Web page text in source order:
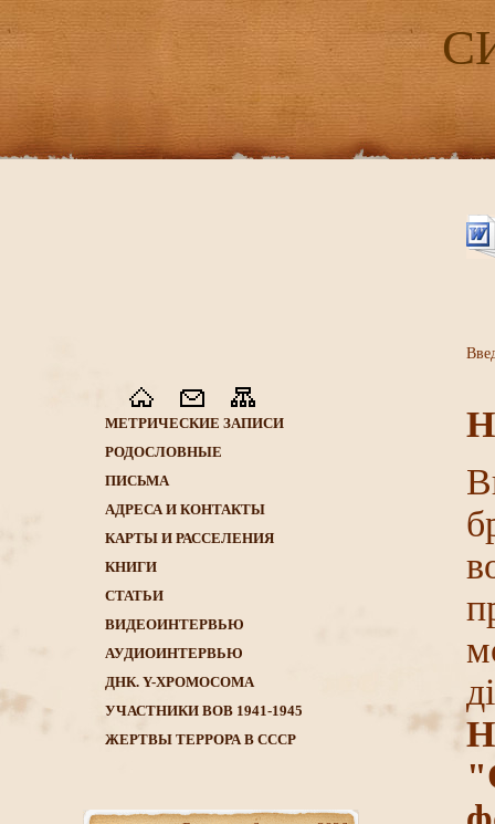
МЕТРИЧЕСКИЕ ЗАПИСИ
РОДОСЛОВНЫЕ
ПИСЬМА
АДРЕСА И КОНТАКТЫ
КАРТЫ И РАССЕЛЕНИЯ
КНИГИ
CТАТЬИ
ВИДЕОИНТЕРВЬЮ
АУДИОИНТЕРВЬЮ
ДНК. Y-ХРОМОСОМА
УЧАСТНИКИ ВОВ 1941-1945
ЖЕРТВЫ ТЕРРОРА В СССР